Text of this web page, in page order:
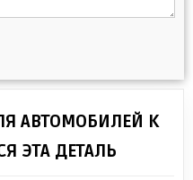
АВТОМОБИЛЕЙ К
ЭТА ДЕТАЛЬ